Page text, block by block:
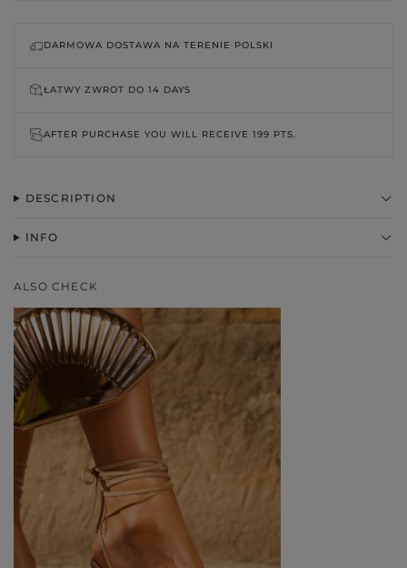
DARMOWA DOSTAWA NA TERENIE POLSKI
ŁATWY ZWROT DO 14 DAYS
AFTER PURCHASE YOU WILL RECEIVE 199 PTS.
DESCRIPTION
INFO
ALSO CHECK